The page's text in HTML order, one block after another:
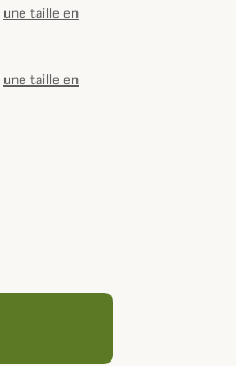
une taille en
une taille en